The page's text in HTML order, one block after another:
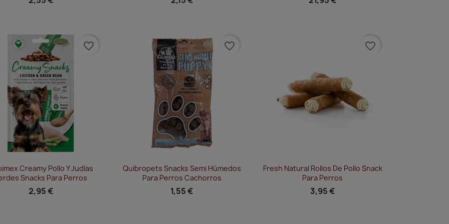
Vista rápida
Creamy Pollo Y Judías
Snacks Para Perros
2,95 €
favorite_border
 Vista rápida
Quibropets Snacks Semi Húmedos
Para Perros Cachorros
1,55 €
favorite_border
Vista rápida
Fresh Natural Rollos De Pollo Snack
Para Perros
3,95 €
favorite_border